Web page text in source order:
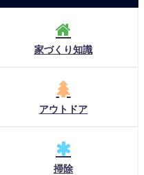
家づくり知識
アウトドア
掃除